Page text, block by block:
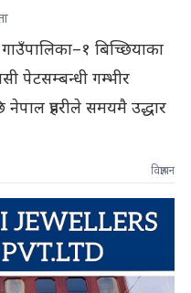
बिच्छियाका
पेटसम्बन्धी गम्भीर
प्रहरीले समयमै उद्धार
विज्ञापन